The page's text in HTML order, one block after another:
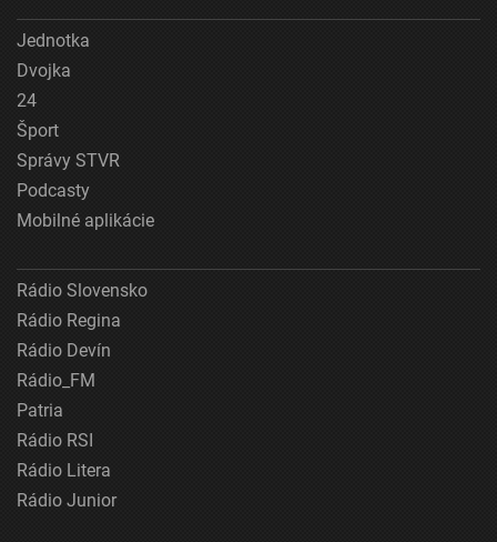
Jednotka
Dvojka
24
Šport
Správy STVR
Podcasty
Mobilné aplikácie
Rádio Slovensko
Rádio Regina
Rádio Devín
Rádio_FM
Patria
Rádio RSI
Rádio Litera
Rádio Junior